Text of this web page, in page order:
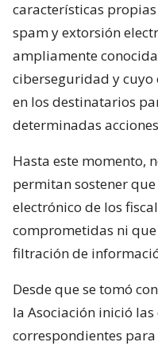
características
spam y extorsión
ampliamente
ciberseguridad y cuyo
en los destinatarios
determinadas
Hasta este momento,
permitan sostener
electrónico de los
comprometidas ni
filtración de
Desde que se tomó
la Asociación inició
correspondientes